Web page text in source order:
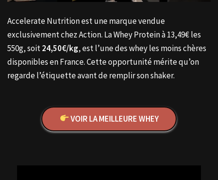
Accelerate Nutrition est une marque vendue
exclusivement chez Action. La Whey Protein à 13,49€ les
550g, soit24,50€/kg, est l’une des whey les moins chères
disponibles en France. Cette opportunité mérite qu’on
regarde l’étiquette avant de remplir son shaker.
VOIR LA MEILLEURE WHEY